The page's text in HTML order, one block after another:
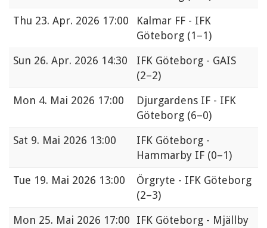
Thu 23. Apr. 2026 17:00
Kalmar FF - IFK
Göteborg (1–1)
Sun 26. Apr. 2026 14:30
IFK Göteborg - GAIS
(2–2)
Mon 4. Mai 2026 17:00
Djurgardens IF - IFK
Göteborg (6–0)
Sat 9. Mai 2026 13:00
IFK Göteborg -
Hammarby IF (0–1)
Tue 19. Mai 2026 13:00
Örgryte - IFK Göteborg
(2–3)
Mon 25. Mai 2026 17:00
IFK Göteborg - Mjällby